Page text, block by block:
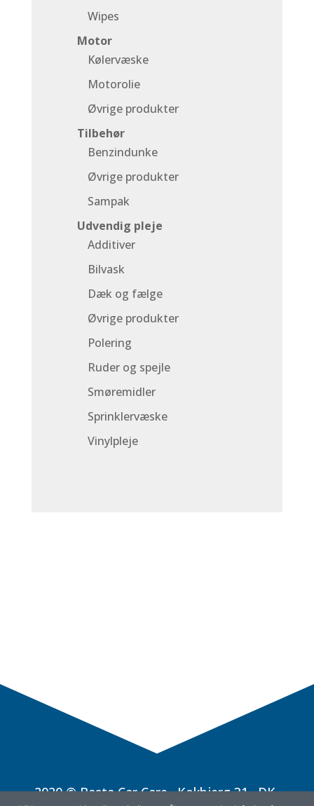
Wipes
Motor
Kølervæske
Motorolie
Øvrige produkter
Tilbehør
Benzindunke
Øvrige produkter
Sampak
Udvendig pleje
Additiver
Bilvask
Dæk og fælge
Øvrige produkter
Polering
Ruder og spejle
Smøremidler
Sprinklervæske
Vinylpleje
2020 © Basta Car Care · Kokbjerg 31 · DK-